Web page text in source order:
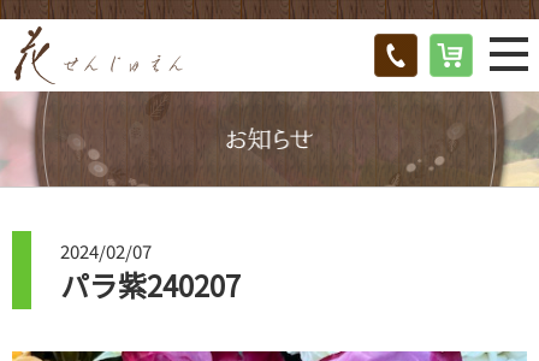
2024/02/07
パラ紫240207